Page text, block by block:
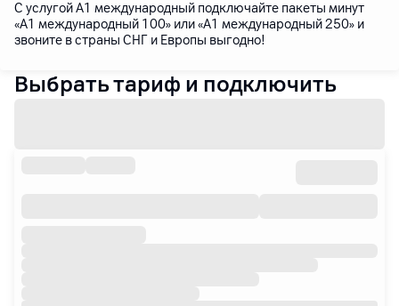
С услугой A1 международный подключайте пакеты минут
«A1 международный 100» или «A1 международный 250» и
звоните в страны СНГ и Европы выгодно!
Выбрать тариф и подключить